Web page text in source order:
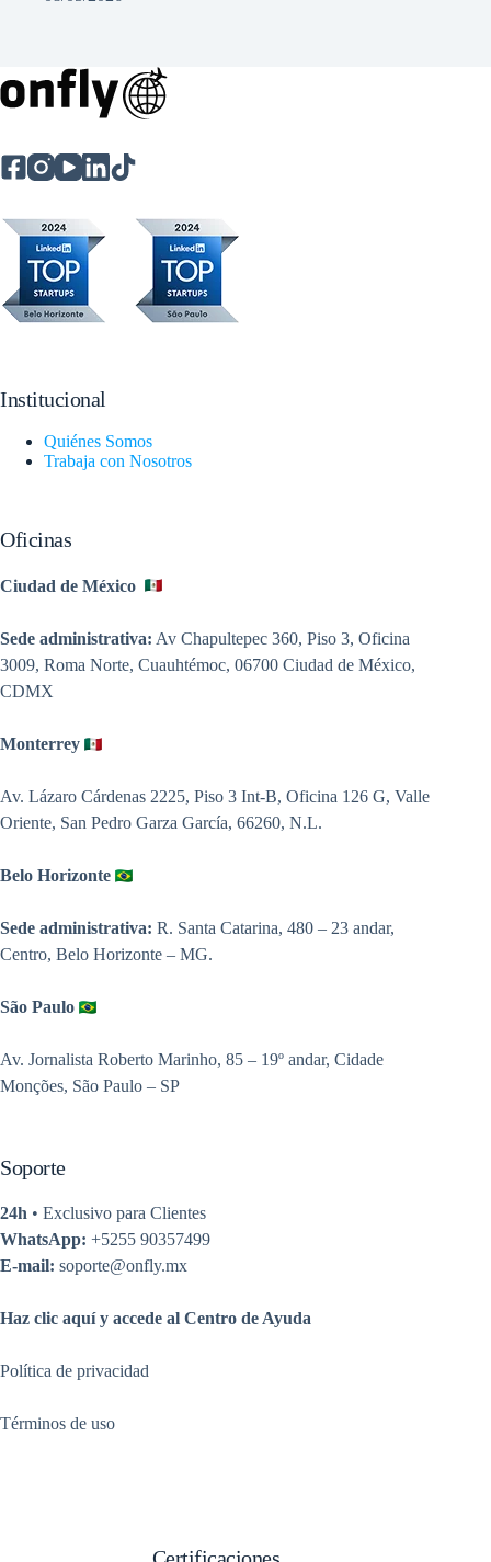
Institucional
Quiénes Somos
Trabaja con Nosotros
Oficinas
Ciudad de México
Sede administrativa: Av Chapultepec 360, Piso 3, Oficina
3009, Roma Norte, Cuauhtémoc, 06700 Ciudad de México,
CDMX
Monterrey
Av. Lázaro Cárdenas 2225, Piso 3 Int-B, Oficina 126 G, Valle
Oriente, San Pedro Garza García, 66260, N.L.
Belo Horizonte
Sede administrativa: R. Santa Catarina, 480 – 23 andar,
Centro, Belo Horizonte – MG.
São Paulo
Av. Jornalista Roberto Marinho, 85 – 19º andar, Cidade
Monções, São Paulo – SP
Soporte
24h • Exclusivo para Clientes
WhatsApp: +5255 90357499
E-mail: soporte@onfly.mx
Haz clic aquí y accede al Centro de Ayuda
Política de privacidad
Términos de uso